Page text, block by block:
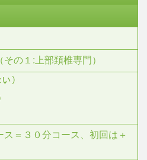
の１:上部頚椎専門）
）
＝３０分コース、初回は＋